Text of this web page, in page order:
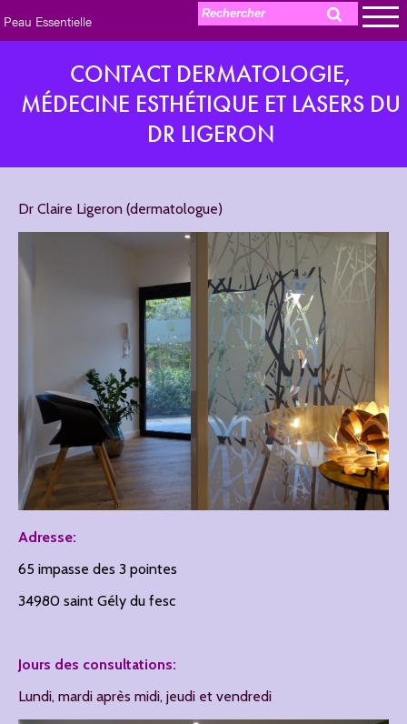
Peau Essentielle
CONTACT DERMATOLOGIE,
MÉDECINE ESTHÉTIQUE ET LASERS DU
DR LIGERON
Dr Claire Ligeron (dermatologue)
Adresse:
65 impasse des 3 pointes
34980 saint Gély du fesc
Jours des consultations:
Lundi, mardi après midi, jeudi et vendredi